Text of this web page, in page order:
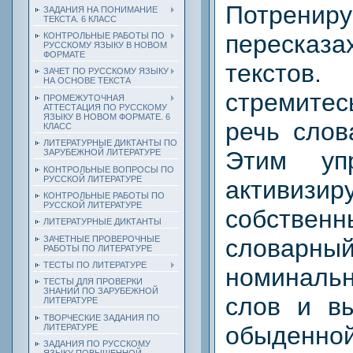
ЗАДАНИЯ НА ПОНИМАНИЕ
ТЕКСТА. 6 КЛАСС
КОНТРОЛЬНЫЕ РАБОТЫ ПО
РУССКОМУ ЯЗЫКУ В НОВОМ
ФОРМАТЕ
ЗАЧЕТ ПО РУССКОМУ ЯЗЫКУ
НА ОСНОВЕ ТЕКСТА
ПРОМЕЖУТОЧНАЯ
АТТЕСТАЦИЯ ПО РУССКОМУ
ЯЗЫКУ В НОВОМ ФОРМАТЕ. 6
КЛАСС
ЛИТЕРАТУРНЫЕ ДИКТАНТЫ ПО
ЗАРУБЕЖНОЙ ЛИТЕРАТУРЕ
КОНТРОЛЬНЫЕ ВОПРОСЫ ПО
РУССКОЙ ЛИТЕРАТУРЕ
КОНТРОЛЬНЫЕ РАБОТЫ ПО
РУССКОЙ ЛИТЕРАТУРЕ
ЛИТЕРАТУРНЫЕ ДИКТАНТЫ
ЗАЧЕТНЫЕ ПРОВЕРОЧНЫЕ
РАБОТЫ ПО ЛИТЕРАТУРЕ
ТЕСТЫ ПО ЛИТЕРАТУРЕ
ТЕСТЫ ДЛЯ ПРОВЕРКИ
ЗНАНИЙ ПО ЗАРУБЕЖНОЙ
ЛИТЕРАТУРЕ
ТВОРЧЕСКИЕ ЗАДАНИЯ ПО
ЛИТЕРАТУРЕ
ЗАДАНИЯ ПО РУССКОМУ
речь
Этим
слов и